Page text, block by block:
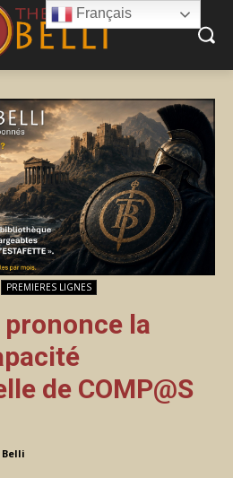
PREMIERES LIGNES
prononce la
de COMP@S
Français